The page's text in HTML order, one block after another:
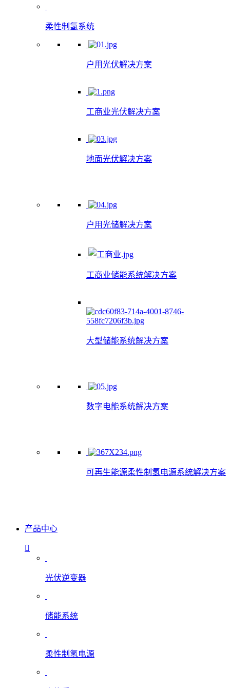
柔性制氢系统
户用光伏解决方案
工商业光伏解决方案
地面光伏解决方案
户用光储解决方案
工商业储能系统解决方案
大型储能系统解决方案
数字电能系统解决方案
可再生能源柔性制氢电源系统解决方案
产品中心
光伏逆变器
储能系统
柔性制氢电源